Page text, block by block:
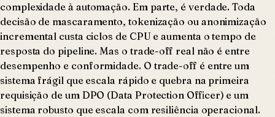
complexidade à automação. Em parte, é verdade. Toda
decisão de mascaramento, tokenização ou anonimização
incremental custa ciclos de CPU e aumenta o tempo de
resposta do pipeline. Mas o trade-off real não é entre
desempenho e conformidade. O trade-off é entre um
sistema frágil que escala rápido e quebra na primeira
requisição de um DPO (Data Protection Officer) e um
sistema robusto que escala com resiliência operacional.